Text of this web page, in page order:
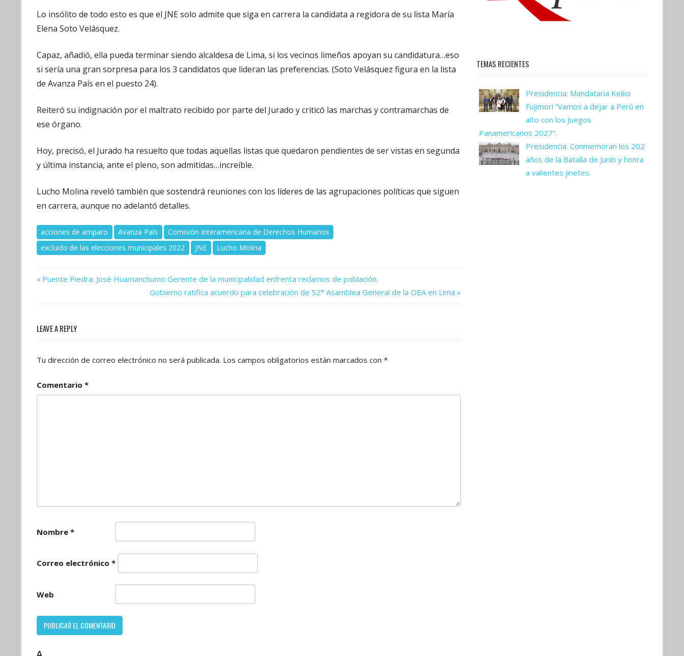
Lo insólito de todo esto es que el JNE solo admite que siga en carrera la candidata a regidora de su lista María
Elena Soto Velásquez.
Capaz, añadió, ella pueda terminar siendo alcaldesa de Lima, si los vecinos limeños apoyan su candidatura…eso
si sería una gran sorpresa para los 3 candidatos que lideran las preferencias. (Soto Velásquez figura en la lista
de Avanza País en el puesto 24).
Reiteró su indignación por el maltrato recibido por parte del Jurado y criticó las marchas y contramarchas de
ese órgano.
Hoy, precisó, el Jurado ha resuelto que todas aquellas listas que quedaron pendientes de ser vistas en segunda
y última instancia, ante el pleno, son admitidas…increíble.
Lucho Molina reveló también que sostendrá reuniones con los líderes de las agrupaciones políticas que siguen
en carrera, aunque no adelantó detalles.
acciones de amparo Avanza País
Comisión Interamericana de Derechos Humanos
excluido de las elecciones municipales 2022
JNE Lucho Molina
Navegación
entradas
Previous
Puente Piedra: José Huamanchumo Gerente de la municipalidad enfrenta reclamos de población.
Next
Gobierno ratifica acuerdo para celebración de 52° Asamblea General de la OEA en Lima
LEAVE A REPLY
Tu dirección de correo electrónico no será publicada. Los campos obligatorios están marcados con *
Comentario *
Nombre *
Correo electrónico *
Web
Δ
TEMAS RECIENTES
Presidencia: Mandataria Keiko
Fujimori “Vamos a dejar a Perú en
alto con los Juegos
Panamericanos 2027”.
Presidencia: Conmemoran los 202
años de la Batalla de Junín y honra
a valientes jinetes.